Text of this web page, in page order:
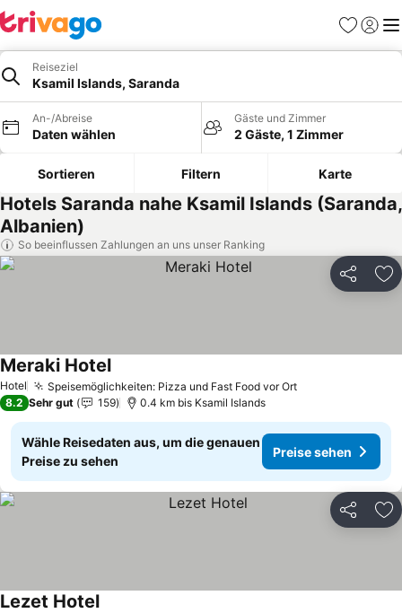
Favoriten
Reiseziel
Ksamil Islands, Saranda
An-/Abreise
Daten wählen
Gäste und Zimmer
2 Gäste, 1 Zimmer
Sortieren Filtern Karte
Hotels Saranda nahe Ksamil Islands (Saranda,
Albanien)
So beeinflussen Zahlungen an uns unser Ranking
Teilen
Hotel Speisemöglichkeiten: Pizza und Fast Food vor Ort
Meraki Hotel
8.2 Sehr gut 159 0.4 km bis Ksamil Islands
Wähle Reisedaten aus, um die genauen
Preise zu sehen
Preise sehen
Teilen
Lezet Hotel